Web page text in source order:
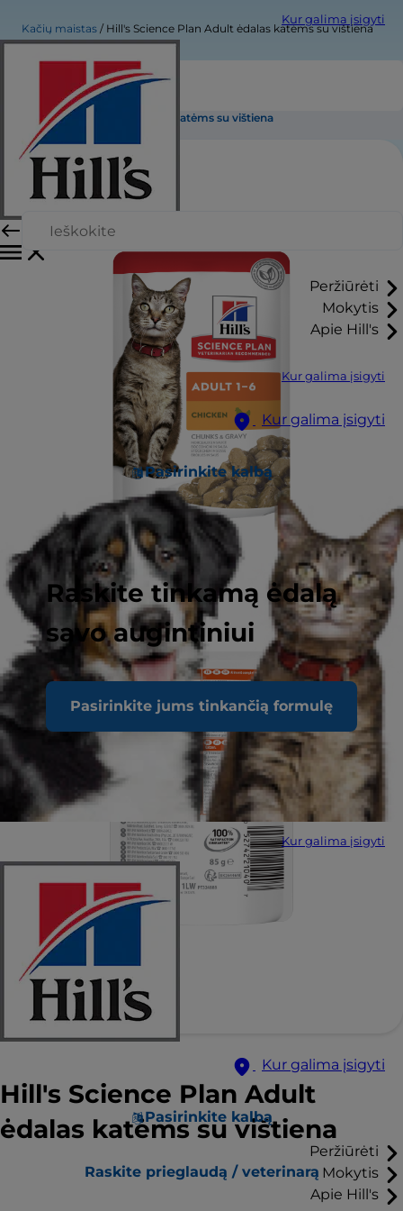
Kur galima įsigyti
Peržiūrėti
Mokytis
Apie Hill's
Kur galima įsigyti
Kur galima įsigyti
Pasirinkite kalbą
Raskite tinkamą ėdalą
savo augintiniui
Pasirinkite jums tinkančią formulę
Kur galima įsigyti
Kur galima įsigyti
Pasirinkite kalbą
Peržiūrėti
Mokytis
Apie Hill's
Kačių maistas Hill's Science Plan Adult ėdalas katėms su vištiena
Hill's Science Plan Adult ėdalas katėms su vištiena
Hill's Science Plan Adult
ėdalas katėms su vištiena
Raskite prieglaudą / veterinarą